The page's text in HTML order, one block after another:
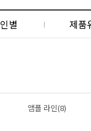
별 제품
앰플 라인(8)